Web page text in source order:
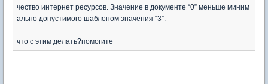
чество интернет ресурсов. Значение в документе “0” меньше миним
ально допустимого шаблоном значения “3”.
что с этим делать?помогите